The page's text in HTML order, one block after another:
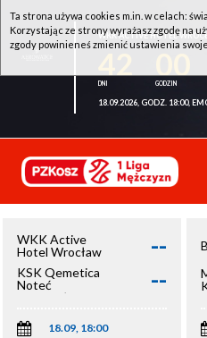
WKK ACTIVE HOTEL
18.09.2026, GODZ. 18:00,
WKK Active
Hotel Wrocław
--
KSK Qemetica
Noteć
Inowrocław
--
18.09, 18:00
Ta strona używa cookies m.in. w celach:
Korzystając ze strony wyrażasz zgodę na
zgody powinieneś zmienić ustawienia